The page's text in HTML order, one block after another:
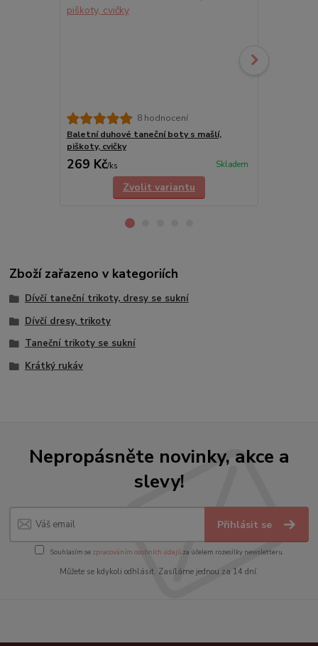
8 hodnocení
Baletní duhové taneční boty s mašlí,
piškoty, cvičky
269 Kč/ks Skladem
Zvolit variantu
Zboží zařazeno v kategoriích
Dívčí taneční trikoty, dresy se sukní
Dívčí dresy, trikoty
Taneční trikoty se sukní
Krátký rukáv
Nepropásněte novinky, akce a
slevy!
Přihlásit se
Souhlasím se zpracováním osobních údajůza účelem rozesílky newsletteru.
Můžete se kdykoli odhlásit. Zasíláme jednou za 14 dní.